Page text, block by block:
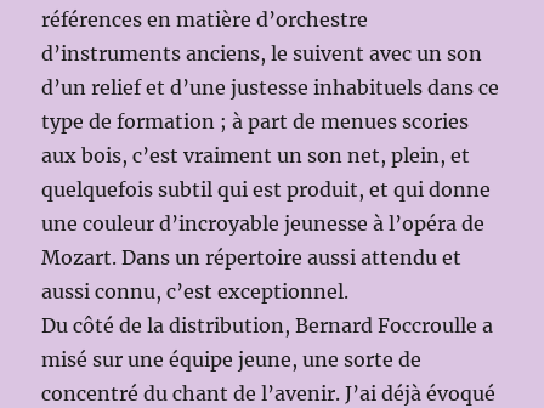
références en matière d’orchestre
d’instruments anciens, le suivent avec un son
d’un relief et d’une justesse inhabituels dans ce
type de formation ; à part de menues scories
aux bois, c’est vraiment un son net, plein, et
quelquefois subtil qui est produit, et qui donne
une couleur d’incroyable jeunesse à l’opéra de
Mozart. Dans un répertoire aussi attendu et
aussi connu, c’est exceptionnel.
Du côté de la distribution, Bernard Foccroulle a
misé sur une équipe jeune, une sorte de
concentré du chant de l’avenir. J’ai déjà évoqué